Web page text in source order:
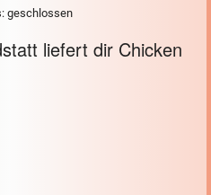
geschlossen
liefert dir Chicken